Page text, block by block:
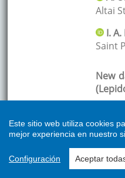
Este sitio web utiliza cookies
mejor experiencia en nuestro
Configuración Aceptar